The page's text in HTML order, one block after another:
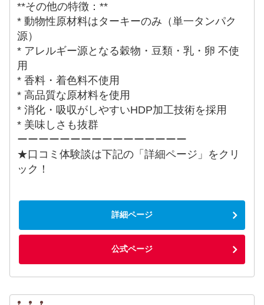
**その他の特徴：**
* 動物性原材料はターキーのみ（単一タンパク
源）
* アレルギー源となる穀物・豆類・乳・卵 不使
用
* 香料・着色料不使用
* 高品質な原材料を使用
* 消化・吸収がしやすいHDP加工技術を採用
* 美味しさも抜群
ーーーーーーーーーーーーーーーー
★口コミ体験談は下記の「詳細ページ」をクリ
ック！
詳細ページ
公式ページ